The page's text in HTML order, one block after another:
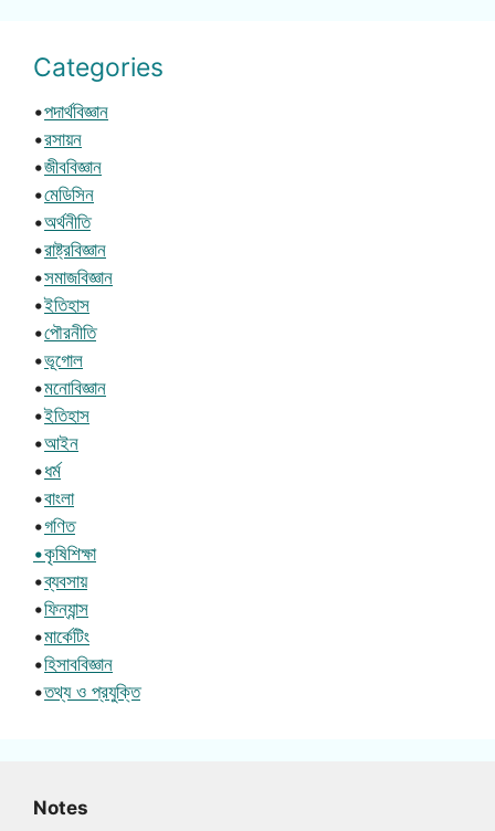
Categories
•পদার্থবিজ্ঞান
•রসায়ন
•জীববিজ্ঞান
•মেডিসিন
•অর্থনীতি
•রাষ্ট্রবিজ্ঞান
•সমাজবিজ্ঞান
•ইতিহাস
•পৌরনীতি
•ভূগোল
•মনোবিজ্ঞান
•ইতিহাস
•আইন
•ধর্ম
•বাংলা
•গণিত
•কৃষিশিক্ষা
•ব্যবসায়
•ফিন্যান্স
•মার্কেটিং
•হিসাববিজ্ঞান
•তথ্য ও প্রযুক্তি
Notes